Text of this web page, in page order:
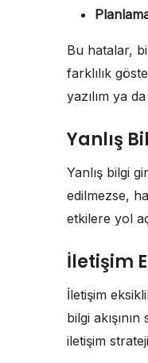
Bu hatalar,
farklılık
yazılım ya
Yanlış
Yanlış bilgi
edilmezse,
etkilere yol
İletişim
İletişim
bilgi
iletişim